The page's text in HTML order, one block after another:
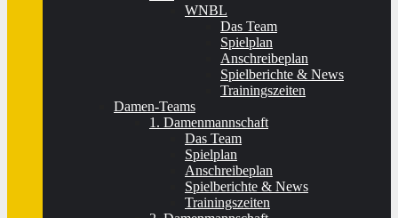
WNBL
Das Team
Spielplan
Anschreibeplan
Spielberichte & News
Trainingszeiten
Damen-Teams
1. Damenmannschaft
Das Team
Spielplan
Anschreibeplan
Spielberichte & News
Trainingszeiten